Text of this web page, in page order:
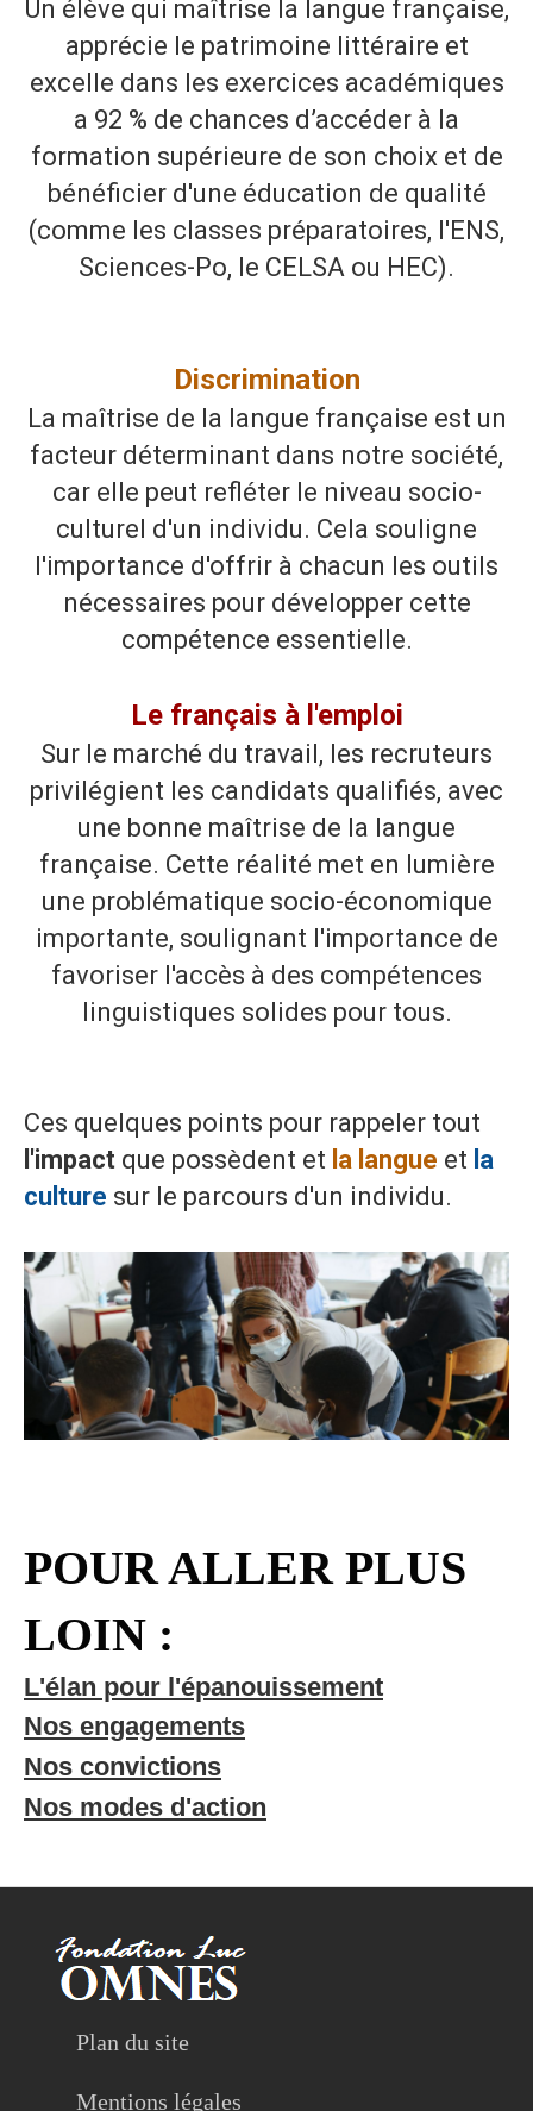
Un élève qui maîtrise la langue française,
apprécie le patrimoine littéraire et
excelle dans les exercices académiques
a 92 % de chances d’accéder à la
formation supérieure de son choix et de
bénéficier d'une éducation de qualité
(comme les classes préparatoires, l'ENS,
Sciences-Po, le CELSA ou HEC).
Discrimination
La maîtrise de la langue française est un
facteur déterminant dans notre société,
car elle peut refléter le niveau socio-
culturel d'un individu. Cela souligne
l'importance d'offrir à chacun les outils
nécessaires pour développer cette
compétence essentielle.
Le français à l'emploi
Sur le marché du travail, les recruteurs
privilégient les candidats qualifiés, avec
une bonne maîtrise de la langue
française. Cette réalité met en lumière
une problématique socio-économique
importante, soulignant l'importance de
favoriser l'accès à des compétences
linguistiques solides pour tous.
Ces quelques points pour rappeler tout
l'impact que possèdent et la langue et la
culture sur le parcours d'un individu.
POUR ALLER PLUS
LOIN :
L'élan pour l'épanouissement
Nos engagements
Nos convictions
Nos modes d'action
Plan du site
Mentions légales